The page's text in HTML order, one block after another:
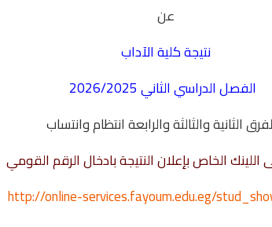
عن
نتيجة كلية الآداب
الفصل الدراسي الثاني 2026/2025
الثانية والثالثة والرابعة انتظام وانتساب
الخاص بإعلان النتيجة بادخال الرقم القومي
http://online-services.fayoum.edu.eg/